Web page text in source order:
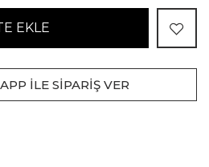
EKLE
İLE SİPARİŞ VER